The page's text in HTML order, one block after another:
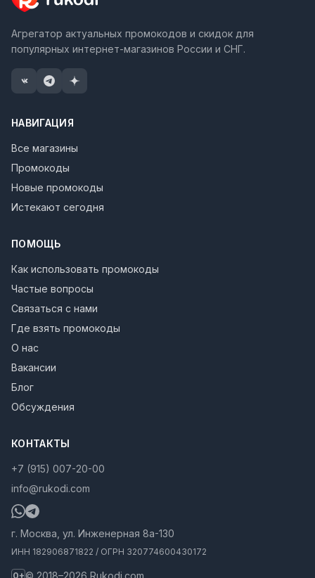
Агрегатор актуальных промокодов и скидок для
популярных интернет-магазинов России и СНГ.
НАВИГАЦИЯ
Все магазины
Промокоды
Новые промокоды
Истекают сегодня
ПОМОЩЬ
Как использовать промокоды
Частые вопросы
Связаться с нами
Где взять промокоды
О нас
Вакансии
Блог
Обсуждения
КОНТАКТЫ
+7 (915) 007-20-00
info@rukodi.com
г. Москва, ул. Инженерная 8а-130
ИНН 182906871822 / ОГРН 320774600430172
0+© 2018–2026 Rukodi.com